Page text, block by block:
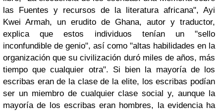
las Fuentes y recursos de la literatura africana", Ayi
Kwei Armah, un erudito de Ghana, autor y traductor,
explica que estos individuos tenían un "sello
inconfundible de genio", así como "altas habilidades en la
organización que su civilización duró miles de años, más
tiempo que cualquier otra". Si bien la mayoría de los
escribas eran de la clase de la elite, los escribas podían
ser un miembro de cualquier clase social y, aunque la
mayoría de los escribas eran hombres, la evidencia ha